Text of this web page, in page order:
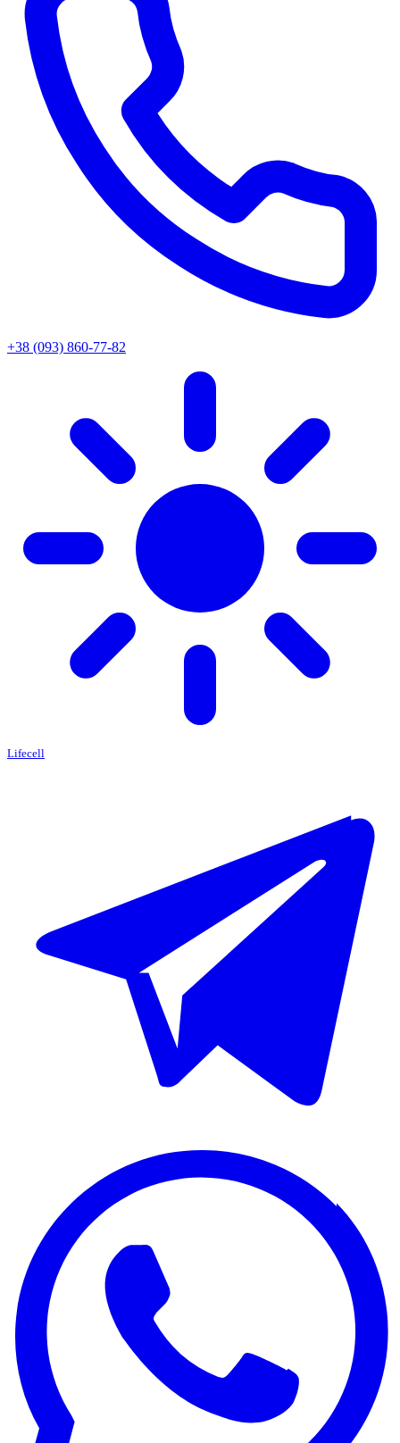
+38 (093) 860-77-82
Lifecell